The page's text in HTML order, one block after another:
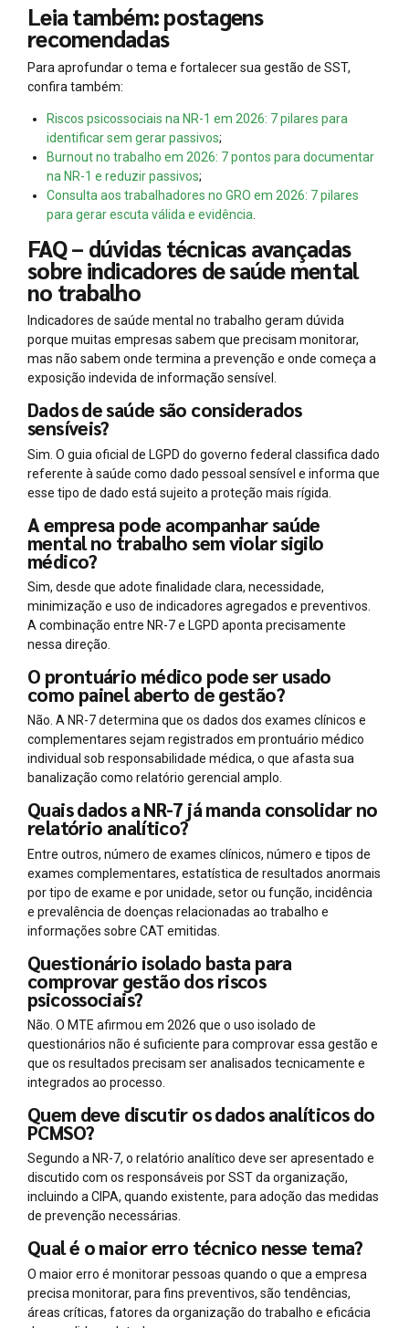
Leia também: postagens
recomendadas
Para aprofundar o tema e fortalecer sua gestão de SST,
confira também:
Riscos psicossociais na NR-1 em 2026: 7 pilares para
identificar sem gerar passivos;
Burnout no trabalho em 2026: 7 pontos para documentar
na NR-1 e reduzir passivos;
Consulta aos trabalhadores no GRO em 2026: 7 pilares
para gerar escuta válida e evidência
FAQ – dúvidas técnicas avançadas
sobre indicadores de saúde mental
no trabalho
Indicadores de saúde mental no trabalho geram dúvida
porque muitas empresas sabem que precisam monitorar,
mas não sabem onde termina a prevenção e onde começa a
exposição indevida de informação sensível.
Dados de saúde são considerados
sensíveis?
Sim. O guia oficial de LGPD do governo federal classifica dado
referente à saúde como dado pessoal sensível e informa que
esse tipo de dado está sujeito a proteção mais rígida.
A empresa pode acompanhar saúde
mental no trabalho sem violar sigilo
médico?
Sim, desde que adote finalidade clara, necessidade,
minimização e uso de indicadores agregados e preventivos.
A combinação entre NR-7 e LGPD aponta precisamente
nessa direção.
O prontuário médico pode ser usado
como painel aberto de gestão?
Não. A NR-7 determina que os dados dos exames clínicos e
complementares sejam registrados em prontuário médico
individual sob responsabilidade médica, o que afasta sua
banalização como relatório gerencial amplo.
Quais dados a NR-7 já manda consolidar no
relatório analítico?
Entre outros, número de exames clínicos, número e tipos de
exames complementares, estatística de resultados anormais
por tipo de exame e por unidade, setor ou função, incidência
e prevalência de doenças relacionadas ao trabalho e
informações sobre CAT emitidas.
Questionário isolado basta para
comprovar gestão dos riscos
psicossociais?
Não. O MTE afirmou em 2026 que o uso isolado de
questionários não é suficiente para comprovar essa gestão e
que os resultados precisam ser analisados tecnicamente e
integrados ao processo.
Quem deve discutir os dados analíticos do
PCMSO?
Segundo a NR-7, o relatório analítico deve ser apresentado e
discutido com os responsáveis por SST da organização,
incluindo a CIPA, quando existente, para adoção das medidas
de prevenção necessárias.
Qual é o maior erro técnico nesse tema?
O maior erro é monitorar pessoas quando o que a empresa
precisa monitorar, para fins preventivos, são tendências,
áreas críticas, fatores da organização do trabalho e eficácia